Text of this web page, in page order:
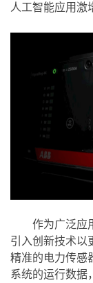
人工智能应用激
作为广泛应
引入创新技术以
精准的电力传感
系统的运行数据